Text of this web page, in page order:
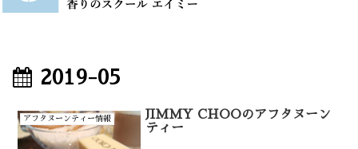
2019-05
アフタヌーンティー情報
JIMMY CHOOのアフタヌーン
ティー